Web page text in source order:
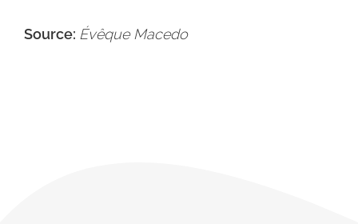
Source: Évêque Macedo